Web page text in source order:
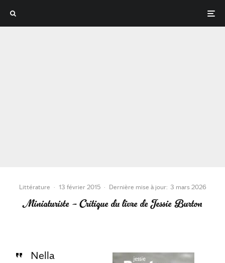
Littérature · 13 février 2015 · Dernière mise à jour: 3 mars 2026
Miniaturiste – Critique du livre de Jessie Burton
Nella